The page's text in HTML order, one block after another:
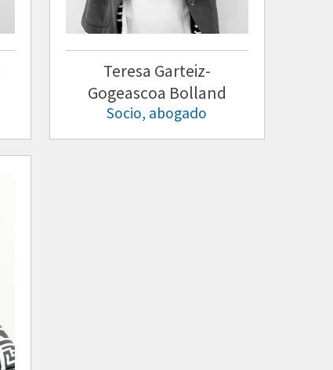
Teresa Garteiz-
Gogeascoa Bolland
Socio, abogado